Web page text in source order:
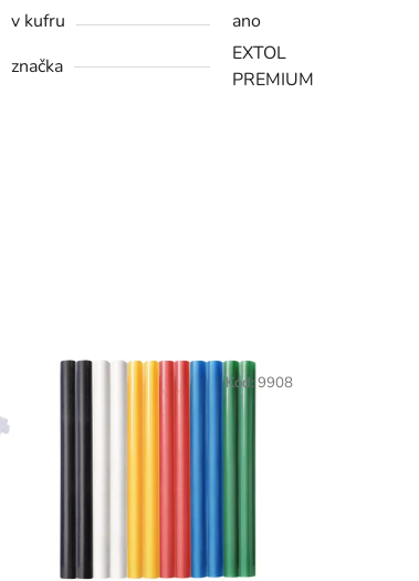
v kufru
ano
značka
EXTOL
PREMIUM
Kód: 9908